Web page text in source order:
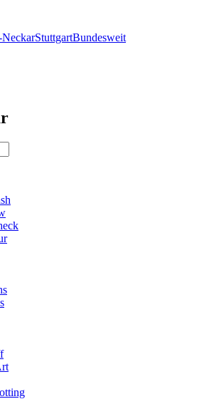
StuttgartBundesweit